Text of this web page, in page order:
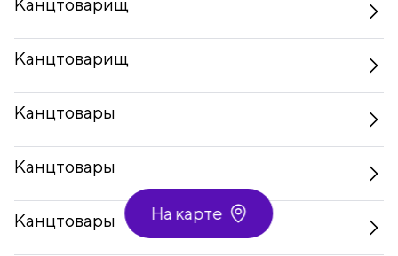
На карте
Канцтоварищ
Канцтовары
Канцтовары
Канцтовары